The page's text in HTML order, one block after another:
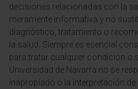
decisiones relacionadas con la
meramente informativa y no
diagnóstico, tratamiento o
la salud. Siempre es esencial
para tratar cualquier condición o
Universidad de Navarra no se
inapropiado o la interpretación